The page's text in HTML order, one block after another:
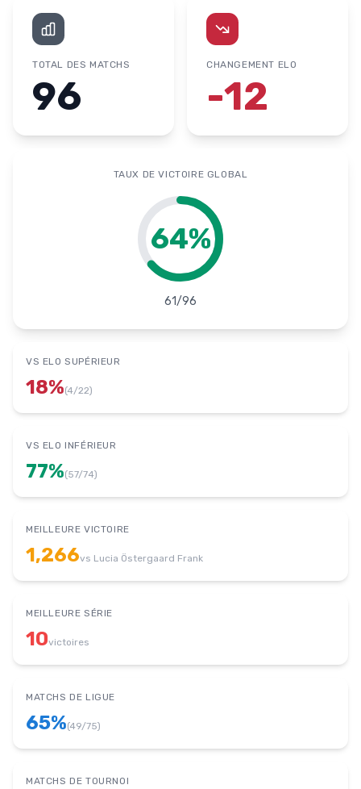
TOTAL DES MATCHS
96
CHANGEMENT ELO
-12
TAUX DE VICTOIRE GLOBAL
64%
61/96
VS ELO SUPÉRIEUR
18%(4/22)
VS ELO INFÉRIEUR
77%(57/74)
MEILLEURE VICTOIRE
1,266vs Lucia Östergaard Frank
MEILLEURE SÉRIE
10victoires
MATCHS DE LIGUE
65%(49/75)
MATCHS DE TOURNOI